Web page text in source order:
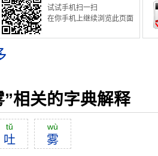
试试手机扫一扫
在你手机上继续浏览此页面
相关的字典解释
tŭ
吐
wù
雾